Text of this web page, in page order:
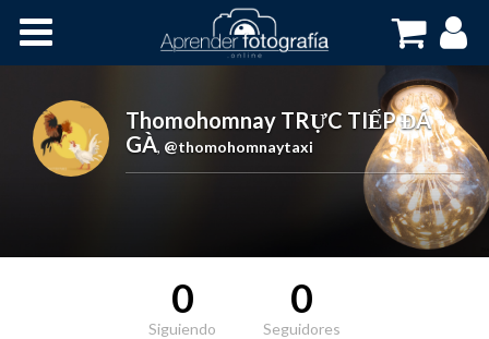
Cursos OnLine
Thomohomnay TRỰC TIẾP ĐÁ
GÀ, @thomohomnaytaxi
0
Siguiendo
0
Seguidores